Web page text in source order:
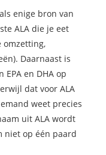
enige bron van
ALA die je eet
omzetting,
Daarnaast is
en DHA op
dat voor ALA
weet precies
uit ALA wordt
niet op één paard